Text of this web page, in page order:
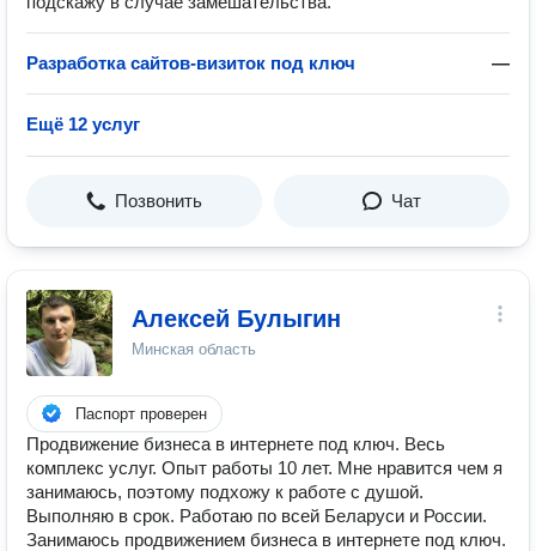
Разработка сайтов-визиток под ключ —
Ещё 12 услуг
Позвонить Чат
Алексей Булыгин
Минская область
Паспорт проверен
Продвижение бизнеса в интернете под ключ. Весь
комплекс услуг. Опыт работы 10 лет. Мне нравится чем я
занимаюсь, поэтому подхожу к работе с душой.
Выполняю в срок. Работаю по всей Беларуси и России.
Занимаюсь продвижением бизнеса в интернете под ключ.